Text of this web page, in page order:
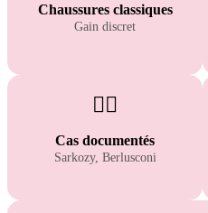
Chaussures classiques
Gain discret
🧑‍⚖️
Cas documentés
Sarkozy, Berlusconi